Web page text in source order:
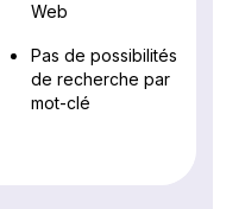
Web
Pas de possibilités
de recherche par
mot-clé